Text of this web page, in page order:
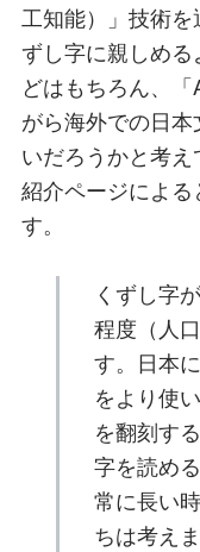
工知能）」技術を
ずし字に親しめ
どはもちろん、
がら海外での日
いだろうかと考
紹介ページによ
す。
くずし字
程度（人
す。日本
をより使
を翻刻す
字を読め
常に長い
ちは考え